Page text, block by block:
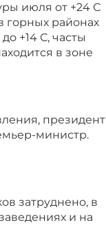
июля от +24 С
горных районах
+14 С, часты
в зоне
президент
министр.
затруднено, в
и на